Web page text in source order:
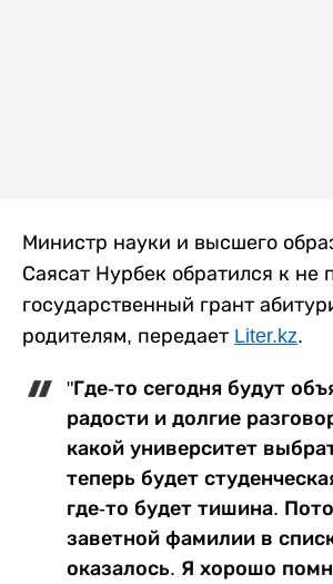
Министр науки и высшего
Саясат Нурбек обратился к не
государственный грант
родителям, передает Liter.kz.
"Где-то сегодня будут
радости и долгие
какой университет
теперь будет
где-то будет тишина.
заветной фамилии в
оказалось. Я хорошо